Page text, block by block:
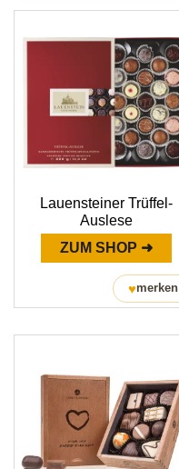
Lauensteiner Trüffel-
Auslese
ZUM SHOP ➜
♥merken